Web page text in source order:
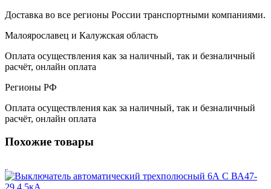
Доставка во все регионы России транспортными компаниями.
Малоярославец и Калужская область
Оплата осуществления как за наличный, так и безналичный
расчёт, онлайн оплата
Регионы РФ
Оплата осуществления как за наличный, так и безналичный
расчёт, онлайн оплата
Похожие товары